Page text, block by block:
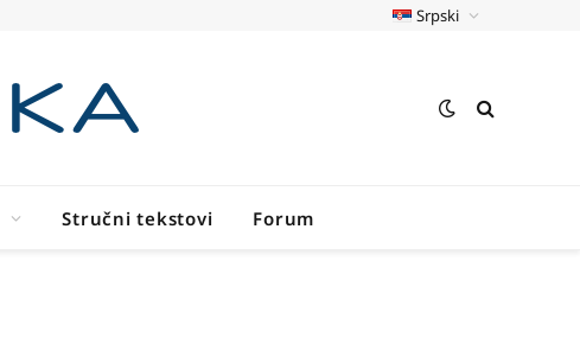
Srpski
Stručni tekstovi Forum